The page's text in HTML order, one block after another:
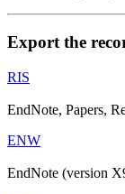
Export the
RIS
EndNote, Papers,
ENW
EndNote (version